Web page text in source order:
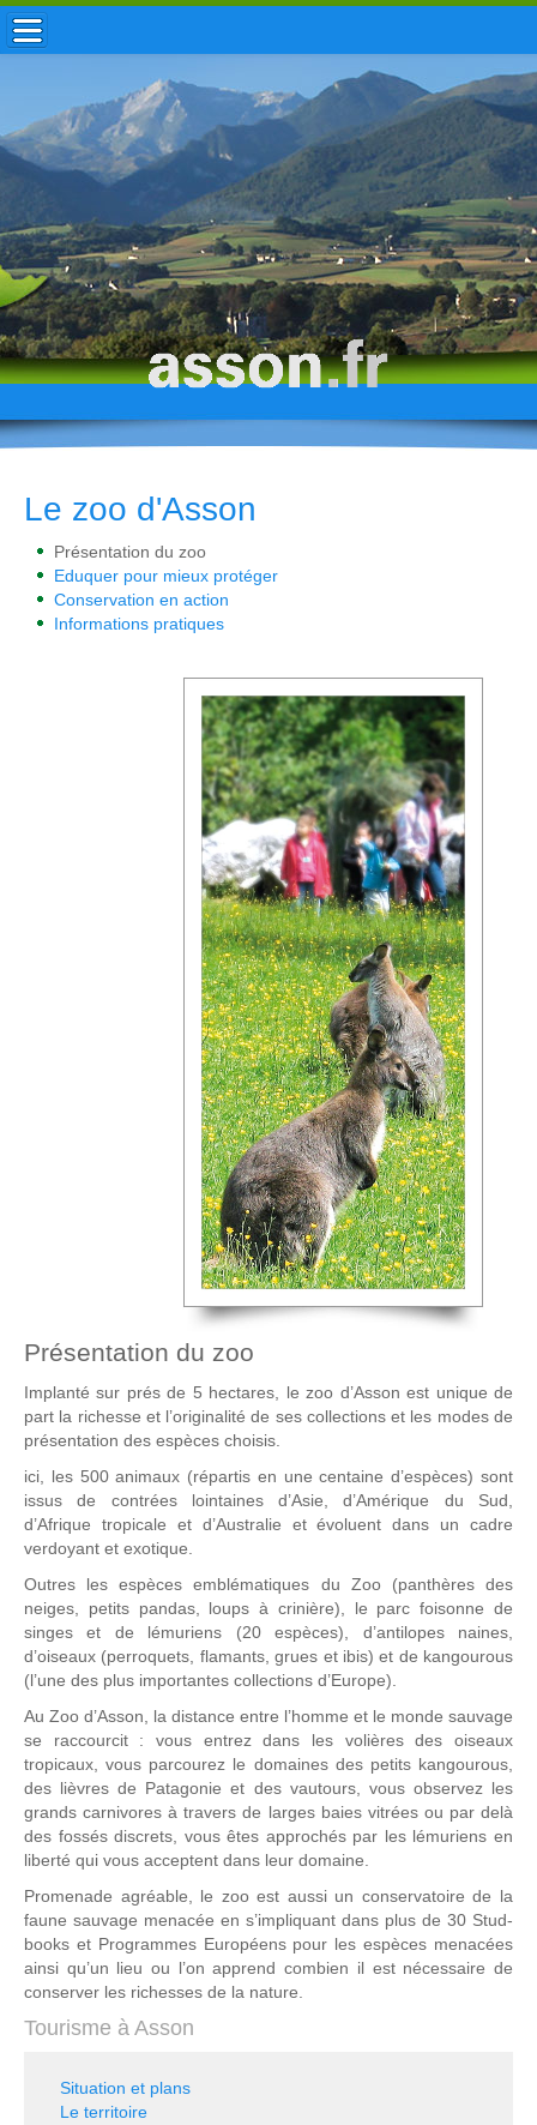
ACCUEIL / INFOS
MUNICIPALITÉ
VIE LOCALE
ENFANCE
TOURISME
HISTOIRE
Le zoo d'Asson
Présentation du zoo
Eduquer pour mieux protéger
Conservation en action
Informations pratiques
Présentation du zoo
Implanté sur prés de 5 hectares, le zoo d’Asson est unique de
part la richesse et l’originalité de ses collections et les modes de
présentation des espèces choisis.
ici, les 500 animaux (répartis en une centaine d’espèces) sont
issus de contrées lointaines d’Asie, d’Amérique du Sud,
d’Afrique tropicale et d’Australie et évoluent dans un cadre
verdoyant et exotique.
Outres les espèces emblématiques du Zoo (panthères des
neiges, petits pandas, loups à crinière), le parc foisonne de
singes et de lémuriens (20 espèces), d’antilopes naines,
d’oiseaux (perroquets, flamants, grues et ibis) et de kangourous
(l’une des plus importantes collections d’Europe).
Au Zoo d’Asson, la distance entre l’homme et le monde sauvage
se raccourcit : vous entrez dans les volières des oiseaux
tropicaux, vous parcourez le domaines des petits kangourous,
des lièvres de Patagonie et des vautours, vous observez les
grands carnivores à travers de larges baies vitrées ou par delà
des fossés discrets, vous êtes approchés par les lémuriens en
liberté qui vous acceptent dans leur domaine.
Promenade agréable, le zoo est aussi un conservatoire de la
faune sauvage menacée en s’impliquant dans plus de 30 Stud-
books et Programmes Européens pour les espèces menacées
ainsi qu’un lieu ou l’on apprend combien il est nécessaire de
conserver les richesses de la nature.
Tourisme à Asson
Situation et plans
Le territoire